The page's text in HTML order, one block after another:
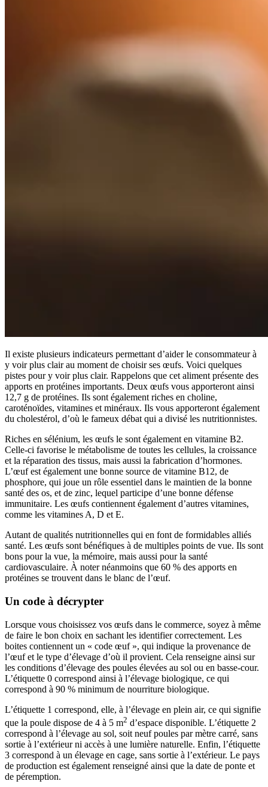
Il existe plusieurs indicateurs permettant d’aider le consommateur à
y voir plus clair au moment de choisir ses œufs. Voici quelques
pistes pour y voir plus clair. Rappelons que cet aliment présente des
apports en protéines importants. Deux œufs vous apporteront ainsi
12,7 g de protéines. Ils sont également riches en choline,
caroténoïdes, vitamines et minéraux. Ils vous apporteront également
du cholestérol, d’où le fameux débat qui a divisé les nutritionnistes.
Riches en sélénium, les œufs le sont également en vitamine B2.
Celle-ci favorise le métabolisme de toutes les cellules, la croissance
et la réparation des tissus, mais aussi la fabrication d’hormones.
L’œuf est également une bonne source de vitamine B12, de
phosphore, qui joue un rôle essentiel dans le maintien de la bonne
santé des os, et de zinc, lequel participe d’une bonne défense
immunitaire. Les œufs contiennent également d’autres vitamines,
comme les vitamines A, D et E.
Autant de qualités nutritionnelles qui en font de formidables alliés
santé. Les œufs sont bénéfiques à de multiples points de vue. Ils sont
bons pour la vue, la mémoire, mais aussi pour la santé
cardiovasculaire. À noter néanmoins que 60 % des apports en
protéines se trouvent dans le blanc de l’œuf.
Un code à décrypter
Lorsque vous choisissez vos œufs dans le commerce, soyez à même
de faire le bon choix en sachant les identifier correctement. Les
boites contiennent un « code œuf », qui indique la provenance de
l’œuf et le type d’élevage d’où il provient. Cela renseigne ainsi sur
les conditions d’élevage des poules élevées au sol ou en basse-cour.
L’étiquette 0 correspond ainsi à l’élevage biologique, ce qui
correspond à 90 % minimum de nourriture biologique.
L’étiquette 1 correspond, elle, à l’élevage en plein air, ce qui signifie
que la poule dispose de 4 à 5 m2 d’espace disponible. L’étiquette 2
correspond à l’élevage au sol, soit neuf poules par mètre carré, sans
sortie à l’extérieur ni accès à une lumière naturelle. Enfin, l’étiquette
3 correspond à un élevage en cage, sans sortie à l’extérieur. Le pays
de production est également renseigné ainsi que la date de ponte et
de péremption.